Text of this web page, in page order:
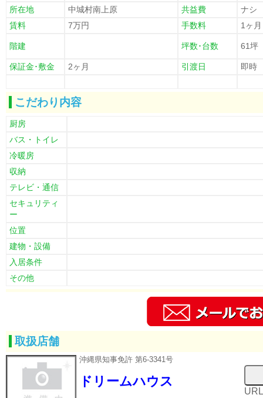
所在地
中城村南上原 共益費
ナシ
賃料
7万円 手数料 1ヶ月
階建 坪数･台数 61坪
保証金･敷金 2ヶ月 引渡日 即時
こだわり内容
厨房
バス・トイレ
冷暖房
収納
テレビ・通信
セキュリティ
ー
位置
建物・設備
入居条件
その他
取扱店舗
沖縄県知事免許 第6-3341号
ドリームハウス